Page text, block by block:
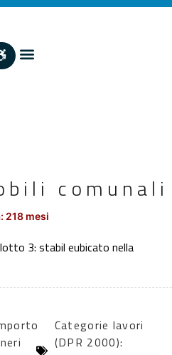
comunali
218 mesi
3: stabil eubicato nella
Categorie lavori
(DPR 2000):